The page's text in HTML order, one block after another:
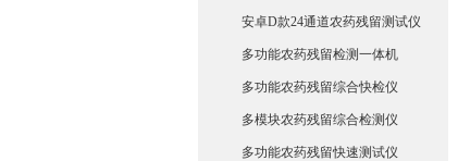
安卓D款24通道农药残留测试仪
多功能农药残留检测一体机
多功能农药残留综合快检仪
多模块农药残留综合检测仪
多功能农药残留快速测试仪